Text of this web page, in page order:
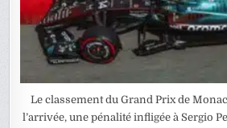
Le classement du Grand Prix de
l’arrivée, une pénalité infligée à Sergio